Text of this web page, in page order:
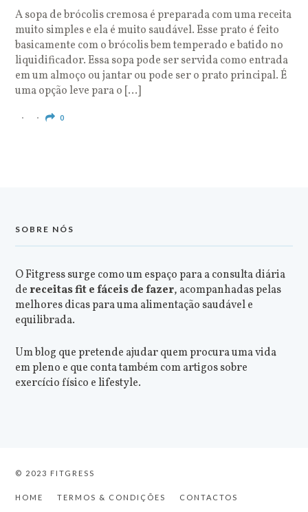
A sopa de brócolis cremosa é preparada com uma receita
muito simples e ela é muito saudável. Esse prato é feito
basicamente com o brócolis bem temperado e batido no
liquidificador. Essa sopa pode ser servida como entrada
em um almoço ou jantar ou pode ser o prato principal. É
uma opção leve para o […]
0
SOBRE NÓS
O Fitgress surge como um espaço para a consulta diária
dereceitas fit e fáceis de fazer, acompanhadas pelas
melhores dicas para uma alimentação saudável e
equilibrada.
Um blog que pretende ajudar quem procura uma vida
em pleno e que conta também com artigos sobre
exercício físico e lifestyle.
© 2023 FITGRESS
HOME TERMOS & CONDIÇÕES CONTACTOS